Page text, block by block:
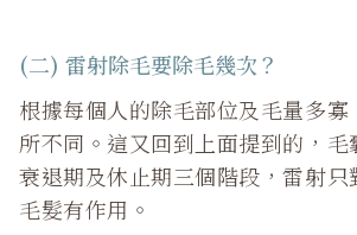
(二) 雷射除毛要除毛幾次？
根據每個人的除毛部位及毛量多寡
所不同。這又回到上面提到的，毛
衰退期及休止期三個階段，雷射只
毛髮有作用。